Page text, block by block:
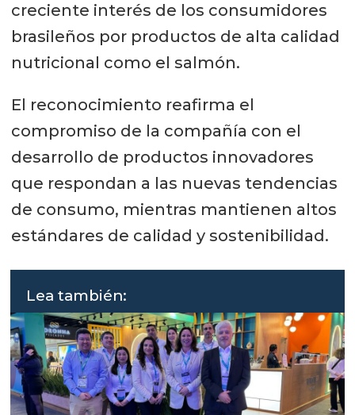
creciente interés de los consumidores
brasileños por productos de alta calidad
nutricional como el salmón.
El reconocimiento reafirma el
compromiso de la compañía con el
desarrollo de productos innovadores
que respondan a las nuevas tendencias
de consumo, mientras mantienen altos
estándares de calidad y sostenibilidad.
Lea también: